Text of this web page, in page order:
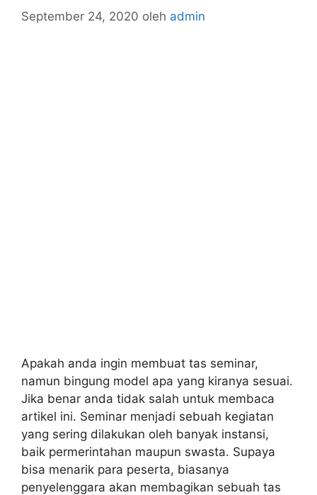
September 24, 2020 oleh admin
Apakah anda ingin membuat tas seminar,
namun bingung model apa yang kiranya sesuai.
Jika benar anda tidak salah untuk membaca
artikel ini. Seminar menjadi sebuah kegiatan
yang sering dilakukan oleh banyak instansi,
baik permerintahan maupun swasta. Supaya
bisa menarik para peserta, biasanya
penyelenggara akan membagikan sebuah tas